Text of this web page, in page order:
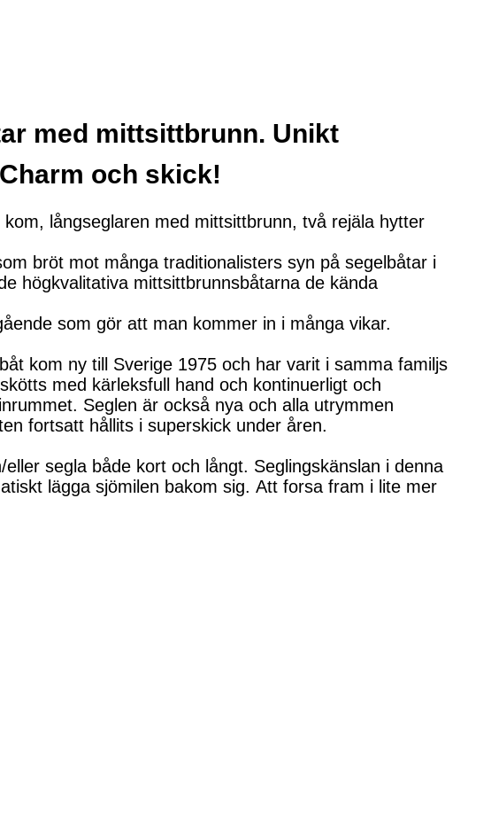
med mittsittbrunn. Unikt
och skick!
långseglaren med mittsittbrunn, två rejäla hytter
bröt mot många traditionalisters syn på segelbåtar i
högkvalitativa mittsittbrunnsbåtarna de kända
som gör att man kommer in i många vikar.
kom ny till Sverige 1975 och har varit i samma familjs
med kärleksfull hand och kontinuerligt och
Seglen är också nya och alla utrymmen
fortsatt hållits i superskick under åren.
segla både kort och långt. Seglingskänslan i denna
lägga sjömilen bakom sig. Att forsa fram i lite mer